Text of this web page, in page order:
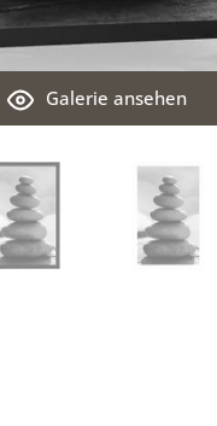
Galerie ansehen